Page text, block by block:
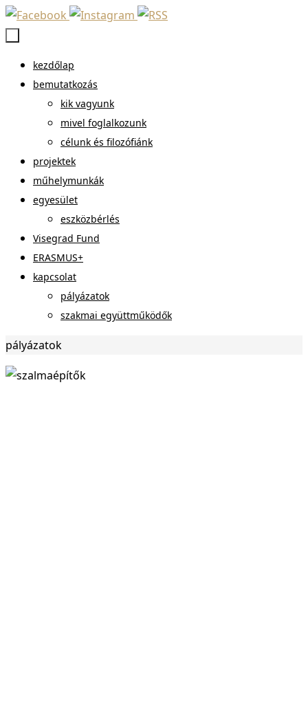
Megszakítás
Megszakítás
kezdőlap
bemutatkozás
kik vagyunk
mivel foglalkozunk
célunk és filozófiánk
projektek
műhelymunkák
egyesület
eszközbérlés
Visegrad Fund
ERASMUS+
kapcsolat
pályázatok
szakmai együttműködők
Otthon
pályázatok